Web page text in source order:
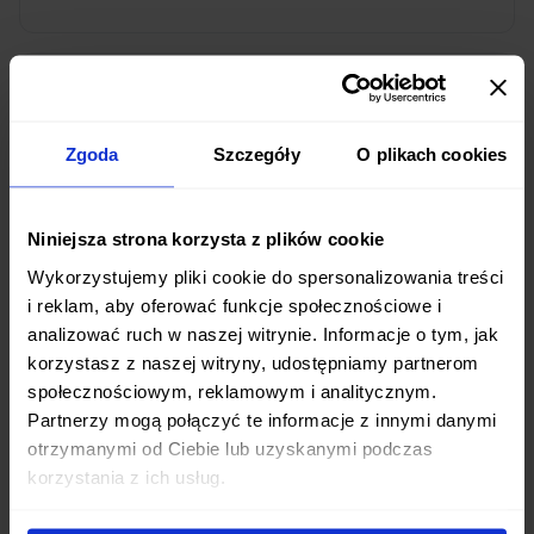
Zgoda Szczegóły O plikach cookies
Niniejsza strona korzysta z plików cookie
Wykorzystujemy pliki cookie do spersonalizowania treści
i reklam, aby oferować funkcje społecznościowe i
analizować ruch w naszej witrynie. Informacje o tym, jak
korzystasz z naszej witryny, udostępniamy partnerom
społecznościowym, reklamowym i analitycznym.
Partnerzy mogą połączyć te informacje z innymi danymi
otrzymanymi od Ciebie lub uzyskanymi podczas
korzystania z ich usług.
dostawy lub modyfikować menu przez nasz panel
klienta lub aplikację mobilną. Zmiany należy
wprowadzić z odpowiednim wyprzedzeniem.
Diety pudełkowe dostępne w Otwocku